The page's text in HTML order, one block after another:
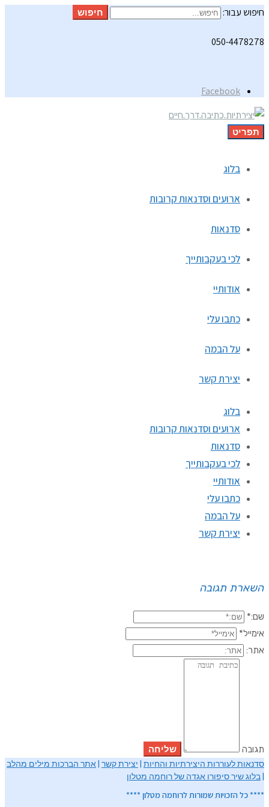
חיפוש עבור: חיפוש
050-4478278
Facebook
תפריט
בלוג
ארועים וסדנאות קרובות
סדנאות
לכי בעקבותייך
אודותיי
כתבו עלי
על הבמה
יצירת קשר
בלוג
ארועים וסדנאות קרובות
סדנאות
לכי בעקבותייך
אודותיי
כתבו עלי
על הבמה
יצירת קשר
השארת תגובה
שם:*
אימייל*
אתר:
תגובה
סדנאות לעוררות היצירתיות והחיות יצירת קשר אתר הברכות מילים מהלב
בלוג שיר סיפורו אגדה של רוחמה מטלון
**** כל הזכויות שמורות לרוחמה מטלון ****